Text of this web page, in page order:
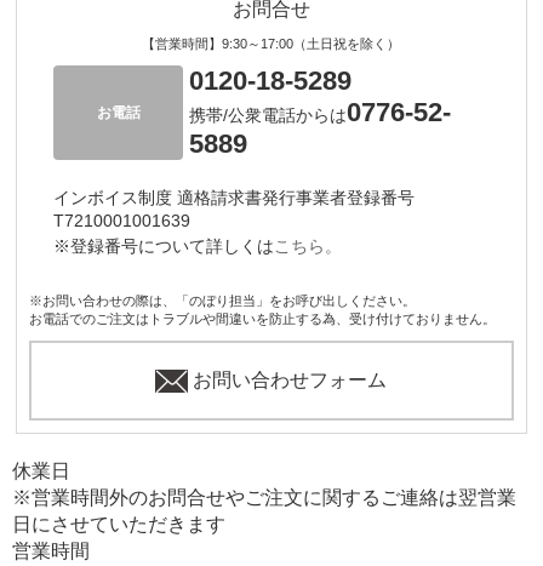
お問合せ
【営業時間】9:30～17:00（土日祝を除く）
お電話
0120-18-5289
携帯/公衆電話からは0776-52-
5889
インボイス制度 適格請求書発行事業者登録番号
T7210001001639
※登録番号について詳しくはこちら。
※お問い合わせの際は、「のぼり担当」をお呼び出しください。
お電話でのご注文はトラブルや間違いを防止する為、受け付けておりません。
お問い合わせフォーム
休業日
※営業時間外のお問合せやご注文に関するご連絡は翌営業
日にさせていただきます
営業時間